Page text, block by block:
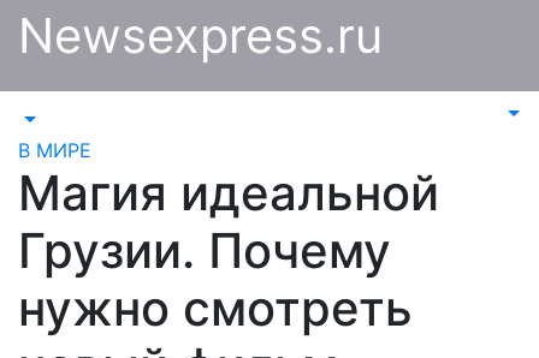
Перейти
Newsexpress.ru
В МИРЕ
Магия идеальной
Грузии. Почему
нужно смотреть